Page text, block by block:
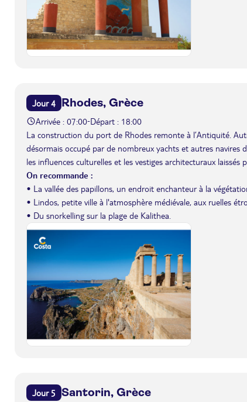
Jour 4 Rhodes, Grèce
Arrivée : 07:00-Départ : 18:00
La construction du port de Rhodes remonte à l’Antiquité.
désormais occupé par de nombreux yachts et autres navires
les influences culturelles et les vestiges architecturaux laissés
On recommande :
• La vallée des papillons, un endroit enchanteur à la
• Lindos, petite ville à l'atmosphère médiévale, aux ruelles
• Du snorkelling sur la plage de Kalithea.
Jour 5 Santorin, Grèce